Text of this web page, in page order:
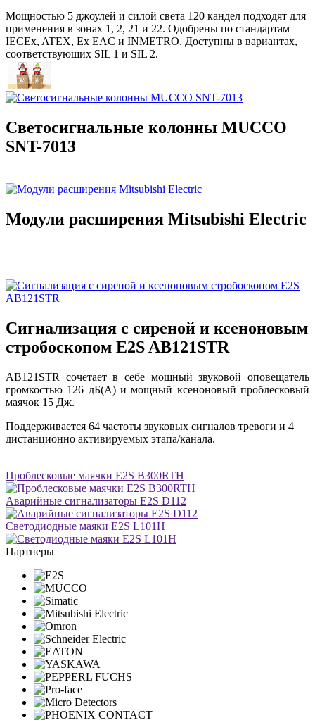
Мощностью 5 джоулей и силой света 120 кандел подходят для
применения в зонах 1, 2, 21 и 22. Одобрены по стандартам
IECEx, ATEX, Ex EAC и INMETRO. Доступны в вариантах,
соответствующих SIL 1 и SIL 2.
Светосигнальные колонны MUCCO
SNT-7013
Модули расширения Mitsubishi Electric
Сигнализация с сиреной и ксеноновым
стробоскопом E2S AB121STR
AB121STR сочетает в себе мощный звуковой оповещатель
громкостью 126 дБ(A) и мощный ксеноновый проблесковый
маячок 15 Дж.
Поддерживается 64 частоты звуковых сигналов тревоги и 4
дистанционно активируемых этапа/канала.
Проблесковые маячки E2S B300RTH
Аварийные сигнализаторы E2S D112
Светодиодные маяки E2S L101H
Партнеры